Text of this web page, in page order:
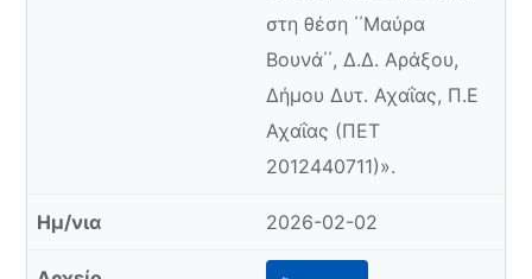
στη θέση ΄΄Μαύρα
Βουνά΄΄, Δ.Δ. Αράξου,
Δήμου Δυτ. Αχαΐας, Π.Ε
Αχαΐας (ΠΕΤ
2012440711)».
2026-02-02